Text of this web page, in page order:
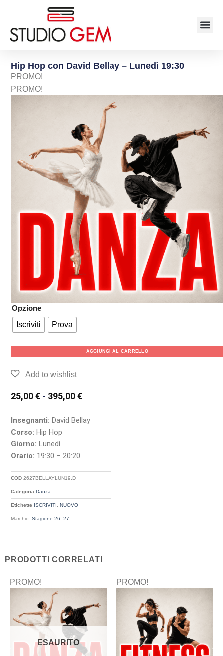
Hip Hop con David Bellay – Lunedì 19:30
PROMO!
PROMO!
Opzione
Iscriviti
Prova
AGGIUNGI AL CARRELLO
25,00€ - 395,00€
Insegnanti: David Bellay
Corso: Hip Hop
Giorno: Lunedì
Orario: 19:30 – 20:20
COD2627BELLAYLUN19.D
Categoria Danza
Etichette ISCRIVITI , NUOVO
Marchio:Stagione 26_27
PRODOTTI CORRELATI
PROMO!
ESAURITO
PROMO!